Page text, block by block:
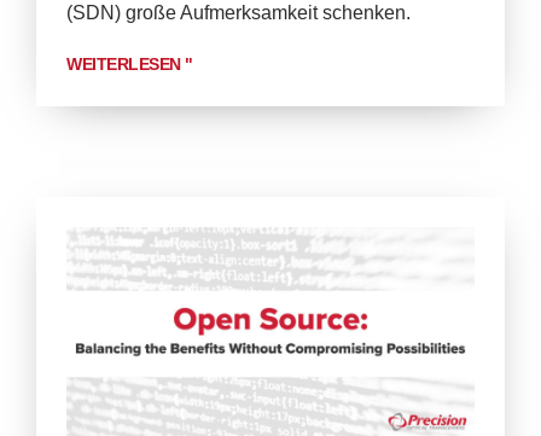
(SDN) große Aufmerksamkeit schenken.
WEITERLESEN "